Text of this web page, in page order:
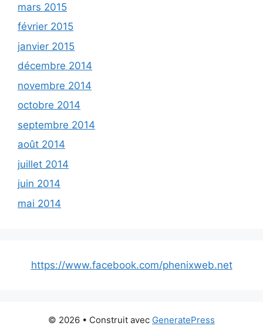
mars 2015
février 2015
janvier 2015
décembre 2014
novembre 2014
octobre 2014
septembre 2014
août 2014
juillet 2014
juin 2014
mai 2014
https://www.facebook.com/phenixweb.net
© 2026 • Construit avec GeneratePress